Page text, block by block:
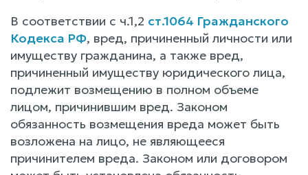
В соответствии с ч.1,2 ст.1064 Гражданского
Кодекса РФ, вред, причиненный личности или
имуществу гражданина, а также вред,
причиненный имуществу юридического лица,
подлежит возмещению в полном объеме
лицом, причинившим вред. Законом
обязанность возмещения вреда может быть
возложена на лицо, не являющееся
причинителем вреда. Законом или договором